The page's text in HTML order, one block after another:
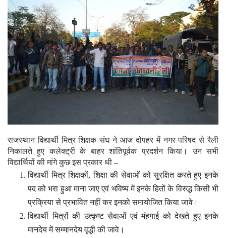
राजस्थान विद्यार्थी मित्र शिक्षक संघ ने आज दोपहर में नगर परिषद से रैली
निकालते हुए कलेक्ट्री के बाहर शांतिपूर्वक प्रदर्शन किया। उन सभी
विद्यार्थियों की मांगे कुछ इस प्रकार थी –
विद्यार्थी मित्र शिक्षकों, शिक्षा की सेवाओं को सुरक्षित करते हुए इनके
पद को भरा हुआ माना जाए एवं भविष्य में इनके हितों के विरुद्ध किसी भी
प्रक्रिया से प्रभावित नहीं कर इनको समायोजित किया जावे।
विद्यार्थी मित्रों की उत्कृष्ट सेवाओं एवं मंहगाई को देखते हुए इनके
मानदेय में सम्मानदेय वृद्धी की जावे।